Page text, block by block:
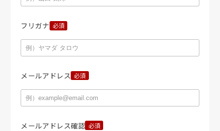
フリガナ
メールアドレス
メールアドレス確認